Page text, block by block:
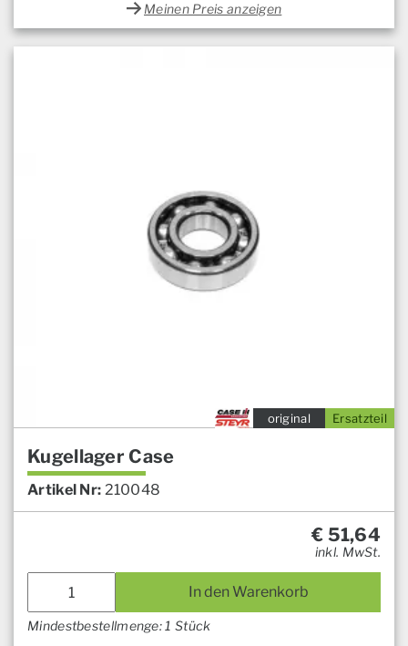
Meinen Preis anzeigen
Ersatzteil
original
Kugellager Case
Artikel Nr: 210048
€ 51,64
inkl. MwSt.
In den Warenkorb
Mindestbestellmenge: 1 Stück